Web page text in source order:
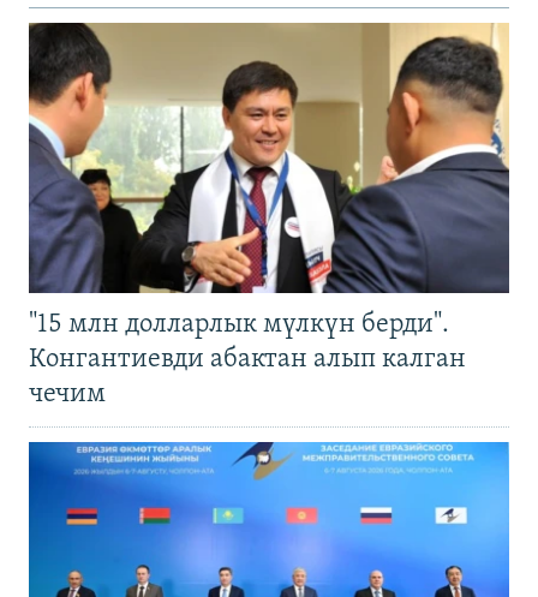
"15 млн долларлык мүлкүн берди".
Конгантиевди абактан алып калган
чечим